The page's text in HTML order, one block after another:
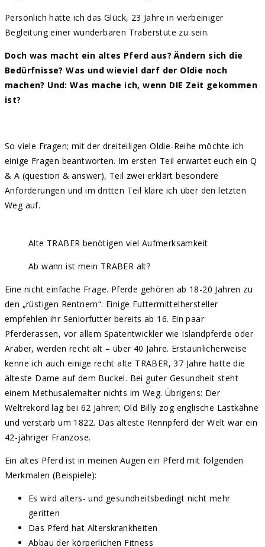
Persönlich hatte ich das Glück, 23 Jahre in vierbeiniger
Begleitung einer wunderbaren Traberstute zu sein.
Doch was macht ein altes Pferd aus? Ändern sich die
Bedürfnisse? Was und wieviel darf der Oldie noch
machen? Und: Was mache ich, wenn DIE Zeit gekommen
ist?
So viele Fragen; mit der dreiteiligen Oldie-Reihe möchte ich
einige Fragen beantworten. Im ersten Teil erwartet euch ein Q
& A (question & answer), Teil zwei erklärt besondere
Anforderungen und im dritten Teil kläre ich über den letzten
Weg auf.
Alte TRABER benötigen viel Aufmerksamkeit
Ab wann ist mein TRABER alt?
Eine nicht einfache Frage. Pferde gehören ab 18-20 Jahren zu
den „rüstigen Rentnern“. Einige Futtermittelhersteller
empfehlen ihr Seniorfutter bereits ab 16. Ein paar
Pferderassen, vor allem Spätentwickler wie Islandpferde oder
Araber, werden recht alt – über 40 Jahre. Erstaunlicherweise
kenne ich auch einige recht alte TRABER, 37 Jahre hatte die
älteste Dame auf dem Buckel. Bei guter Gesundheit steht
einem Methusalemalter nichts im Weg. Übrigens: Der
Weltrekord lag bei 62 Jahren; Old Billy zog englische Lastkähne
und verstarb um 1822. Das älteste Rennpferd der Welt war ein
42-jähriger Franzose.
Ein altes Pferd ist in meinen Augen ein Pferd mit folgenden
Merkmalen (Beispiele):
Es wird alters- und gesundheitsbedingt nicht mehr
geritten
Das Pferd hat Alterskrankheiten
Abbau der körperlichen Fitness